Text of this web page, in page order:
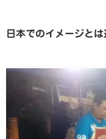
日本でのイメージと